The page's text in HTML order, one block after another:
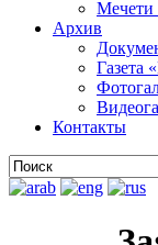
Мечети
Архив
Газета
Контакты